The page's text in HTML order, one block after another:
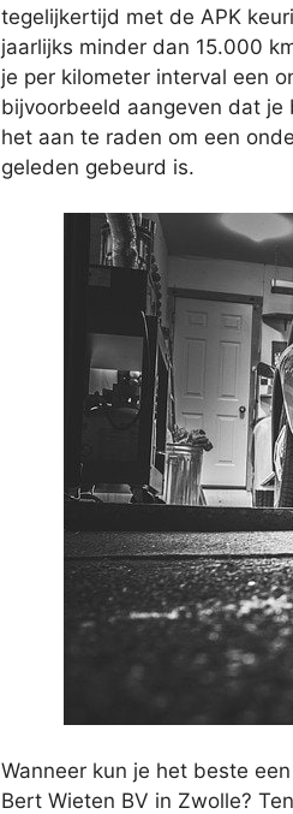
tegelijkertijd met de APK
jaarlijks minder dan 15.000
je per kilometer interval een
bijvoorbeeld aangeven dat
het aan te raden om een
geleden gebeurd is.
Wanneer kun je het beste
Bert Wieten BV in Zwolle?